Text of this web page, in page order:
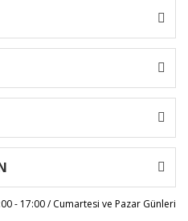
- 17:00 / Cumartesi ve Pazar Günleri